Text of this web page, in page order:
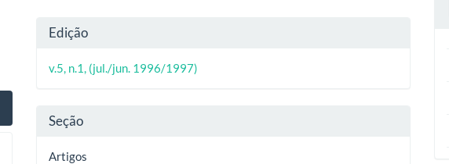
artigo
principal
Detalhes
do
artigo
Edição
v.5, n.1, (jul./jun. 1996/1997)
Seção
Artigos